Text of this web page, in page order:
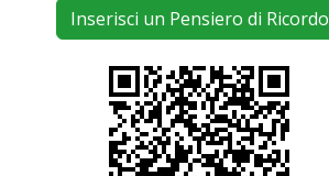
Inserisci un Pensiero di Ricordo